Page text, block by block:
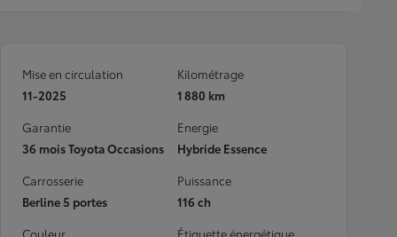
Mise en circulation
11-2025
Kilométrage
1 880 km
Garantie
36 mois Toyota Occasions
Energie
Hybride Essence
Carrosserie
Berline 5 portes
Puissance
116 ch
Couleur
Étiquette énergétique